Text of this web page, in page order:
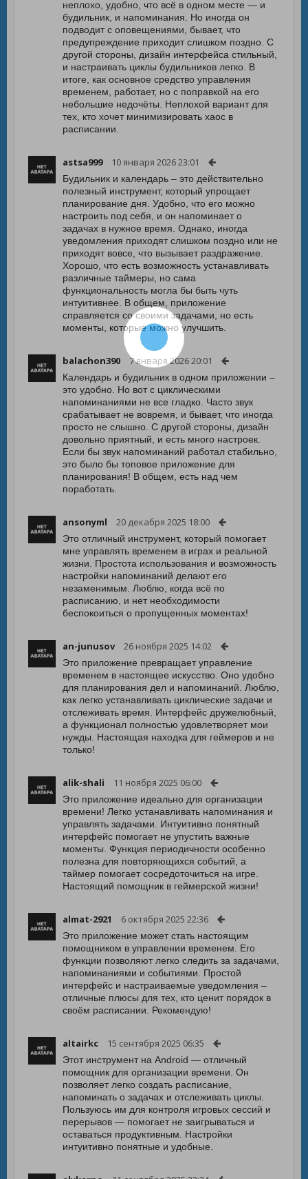
неплохо, удобно, что всё в одном месте — и
будильник, и напоминания. Но иногда он
подводит с оповещениями, бывает, что
предупреждение приходит слишком поздно. С
другой стороны, дизайн интерфейса стильный,
и настраивать циклы будильников легко. В
итоге, как основное средство управления
временем, работает, но с поправкой на его
небольшие недочёты. Неплохой вариант для
тех, кто хочет минимизировать хаос в
расписании.
astsa999 10 января 2026 23:01
Будильник и календарь – это действительно
полезный инструмент, который упрощает
планирование дня. Удобно, что его можно
настроить под себя, и он напоминает о
задачах в нужное время. Однако, иногда
уведомления приходят слишком поздно или не
приходят вовсе, что вызывает раздражение.
Хорошо, что есть возможность устанавливать
различные таймеры, но сама
функциональность могла бы быть чуть
интуитивнее. В общем, приложение
справляется со своими задачами, но есть
моменты, которые можно улучшить.
balachon390 7 января 2026 20:01
Календарь и будильник в одном приложении –
это удобно. Но вот с циклическими
напоминаниями не все гладко. Часто звук
срабатывает не вовремя, и бывает, что иногда
просто не слышно. С другой стороны, дизайн
довольно приятный, и есть много настроек.
Если бы звук напоминаний работал стабильно,
это было бы топовое приложение для
планирования! В общем, есть над чем
поработать.
ansonyml 20 декабря 2025 18:00
Это отличный инструмент, который помогает
мне управлять временем в играх и реальной
жизни. Простота использования и возможность
настройки напоминаний делают его
незаменимым. Люблю, когда всё по
расписанию, и нет необходимости
беспокоиться о пропущенных моментах!
an-junusov 26 ноября 2025 14:02
Это приложение превращает управление
временем в настоящее искусство. Оно удобно
для планирования дел и напоминаний. Люблю,
как легко устанавливать циклические задачи и
отслеживать время. Интерфейс дружелюбный,
а функционал полностью удовлетворяет мои
нужды. Настоящая находка для геймеров и не
только!
alik-shali 11 ноября 2025 06:00
Это приложение идеально для организации
времени! Легко устанавливать напоминания и
управлять задачами. Интуитивно понятный
интерфейс помогает не упустить важные
моменты. Функция периодичности особенно
полезна для повторяющихся событий, а
таймер помогает сосредоточиться на игре.
Настоящий помощник в геймерской жизни!
almat-2921 6 октября 2025 22:36
Это приложение может стать настоящим
помощником в управлении временем. Его
функции позволяют легко следить за задачами,
напоминаниями и событиями. Простой
интерфейс и настраиваемые уведомления –
отличные плюсы для тех, кто ценит порядок в
своём расписании. Рекомендую!
altairkc 15 сентября 2025 06:35
Этот инструмент на Android — отличный
помощник для организации времени. Он
позволяет легко создать расписание,
напоминать о задачах и отслеживать циклы.
Пользуюсь им для контроля игровых сессий и
перерывов — помогает не заигрываться и
оставаться продуктивным. Настройки
интуитивно понятные и удобные.